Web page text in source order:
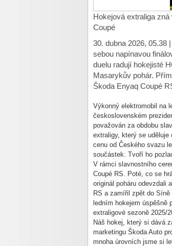
Hokejová extraliga
Coupé
30. dubna 2026, 05.38
sebou napínavou
duelu radují hokejisté
Masarykův pohár.
Škoda Enyaq Coupé
Výkonný elektromobil na
československém
považován za obdobu
extraligy, který se
cenu od Českého svazu
součástek. Tvoří ho
V rámci slavnostního
Coupé RS. Poté, co se
originál poháru odevzdali
RS a zamířil zpět do
ledním hokejem úspěšně
extraligové sezoně 2025/
Náš hokej, který si dává
marketingu Škoda Auto
mnoha úrovních jsme si